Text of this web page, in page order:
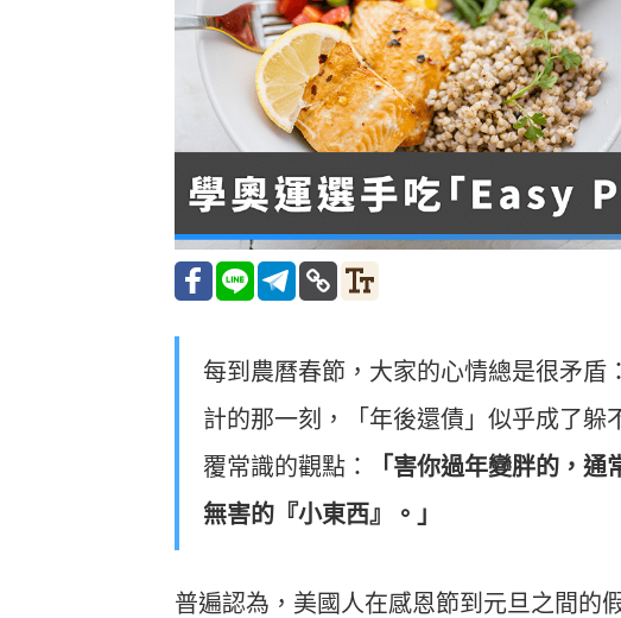
每到農曆春節，大家的心情總是很矛盾
計的那一刻，「年後還債」似乎成了躲
覆常識的觀點：
「害你過年變胖的，
無害的『小東西』。」
普遍認為，美國人在感恩節到元旦之間的